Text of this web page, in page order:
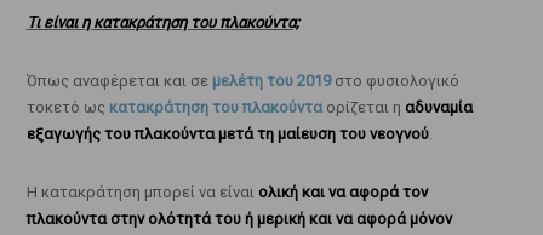
Τι είναι η κατακράτηση του πλακούντα;
Όπως αναφέρεται και σε μελέτη του 2019στο φυσιολογικό
τοκετό ως κατακράτηση του πλακούνταορίζεται η αδυναμία
εξαγωγής του πλακούντα μετά τη μαίευση του νεογνού.
Η κατακράτηση μπορεί να είναιολική και να αφορά τον
πλακούντα στην ολότητά του ή μερική και να αφορά μόνον